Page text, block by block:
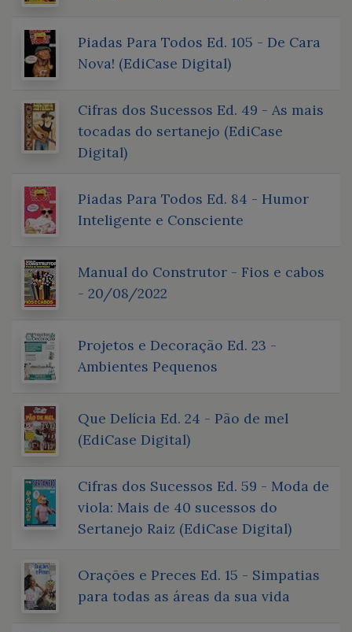
Piadas Para Todos Ed. 105 - De Cara
Nova! (EdiCase Digital)
Cifras dos Sucessos Ed. 49 - As mais
tocadas do sertanejo (EdiCase
Digital)
Piadas Para Todos Ed. 84 - Humor
Inteligente e Consciente
Manual do Construtor - Fios e cabos
- 20/08/2022
Projetos e Decoração Ed. 23 -
Ambientes Pequenos
Que Delícia Ed. 24 - Pão de mel
(EdiCase Digital)
Cifras dos Sucessos Ed. 59 - Moda de
viola: Mais de 40 sucessos do
Sertanejo Raiz (EdiCase Digital)
Orações e Preces Ed. 15 - Simpatias
para todas as áreas da sua vida